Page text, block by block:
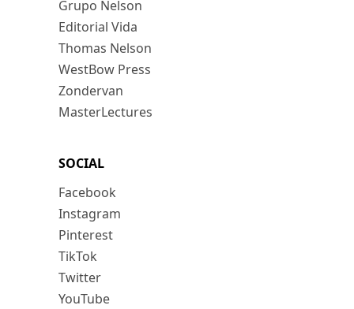
Grupo Nelson
Editorial Vida
Thomas Nelson
WestBow Press
Zondervan
MasterLectures
SOCIAL
Facebook
Instagram
Pinterest
TikTok
Twitter
YouTube